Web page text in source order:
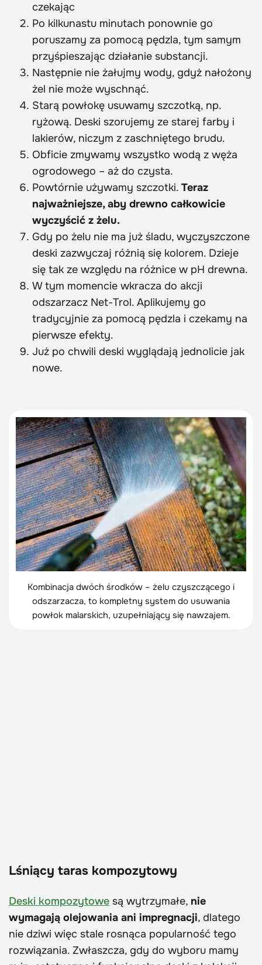
czekając
Po kilkunastu minutach ponownie go
poruszamy za pomocą pędzla, tym samym
przyśpieszając działanie substancji.
Następnie nie żałujmy wody, gdyż nałożony
żel nie może wyschnąć.
Starą powłokę usuwamy szczotką, np.
ryżową. Deski szorujemy ze starej farby i
lakierów, niczym z zaschniętego brudu.
Obficie zmywamy wszystko wodą z węża
ogrodowego – aż do czysta.
Powtórnie używamy szczotki. Teraz
najważniejsze, aby drewno całkowicie
wyczyścić z żelu.
Gdy po żelu nie ma już śladu, wyczyszczone
deski zazwyczaj różnią się kolorem. Dzieje
się tak ze względu na różnice w pH drewna.
W tym momencie wkracza do akcji
odszarzacz Net-Trol. Aplikujemy go
tradycyjnie za pomocą pędzla i czekamy na
pierwsze efekty.
Już po chwili deski wyglądają jednolicie jak
nowe.
Kombinacja dwóch środków – żelu czyszczącego i
odszarzacza, to kompletny system do usuwania
powłok malarskich, uzupełniający się nawzajem.
Lśniący taras kompozytowy
Deski kompozytowe są wytrzymałe, nie
wymagają olejowania ani impregnacji, dlatego
nie dziwi więc stale rosnąca popularność tego
rozwiązania. Zwłaszcza, gdy do wyboru mamy